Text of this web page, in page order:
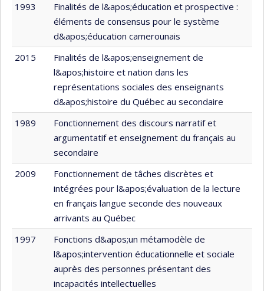
1993
Finalités de l&apos;éducation et prospective :
éléments de consensus pour le système
d&apos;éducation camerounais
2015
Finalités de l&apos;enseignement de
l&apos;histoire et nation dans les
représentations sociales des enseignants
d&apos;histoire du Québec au secondaire
1989
Fonctionnement des discours narratif et
argumentatif et enseignement du français au
secondaire
2009
Fonctionnement de tâches discrètes et
intégrées pour l&apos;évaluation de la lecture
en français langue seconde des nouveaux
arrivants au Québec
1997
Fonctions d&apos;un métamodèle de
l&apos;intervention éducationnelle et sociale
auprès des personnes présentant des
incapacités intellectuelles